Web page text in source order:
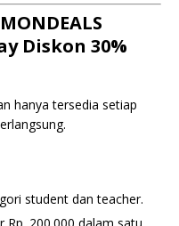
Diskon 30%
hanya tersedia setiap
student dan teacher.